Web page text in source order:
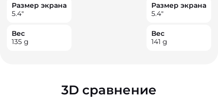
Размер экрана
5.4"
Вес
135 g
Размер экрана
5.4"
Вес
141 g
3D сравнение